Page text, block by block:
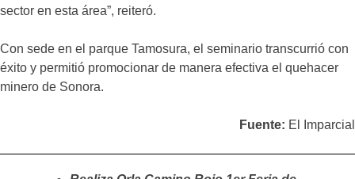
sector en esta área”, reiteró.
Con sede en el parque Tamosura, el seminario transcurrió con
éxito y permitió promocionar de manera efectiva el quehacer
minero de Sonora.
Fuente: El Imparcial